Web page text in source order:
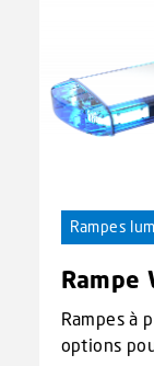
Rampes
Rampe
Rampes à
options